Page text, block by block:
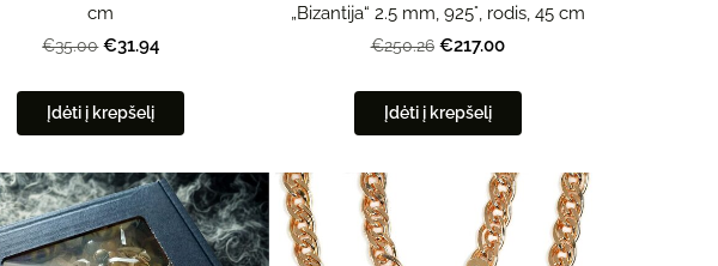
cm
€35.00 €31.94
Įdėti į krepšelį
„Bizantija“ 2.5 mm, 925°, rodis, 45 cm
€250.26 €217.00
Įdėti į krepšelį